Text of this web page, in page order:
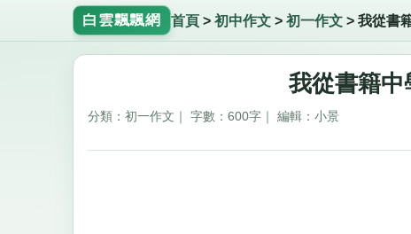
白雲飄飄網 首頁> 初中作文> 初一作文> 我從書
我從書籍中
分類：初一作文｜ 字數：600字｜ 編輯：小景